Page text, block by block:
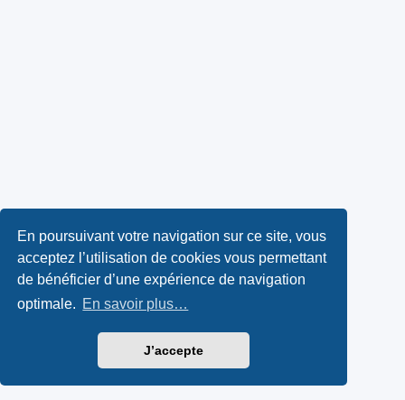
En poursuivant votre navigation sur ce site, vous
acceptez l’utilisation de cookies vous permettant
de bénéficier d’une expérience de navigation
optimale. En savoir plus…
J’accepte